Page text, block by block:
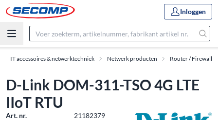
Inloggen
IT accessoires & netwerktechniek Netwerk producten Router / Firewall
D-Link DOM-311-TSO 4G LTE
IIoT RTU
Art. nr.
21182379